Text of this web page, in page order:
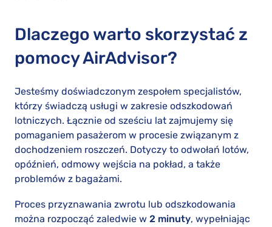
Dlaczego warto skorzystać z
pomocy AirAdvisor?
Jesteśmy doświadczonym zespołem specjalistów,
którzy świadczą usługi w zakresie odszkodowań
lotniczych. Łącznie od sześciu lat zajmujemy się
pomaganiem pasażerom w procesie związanym z
dochodzeniem roszczeń. Dotyczy to odwołań lotów,
opóźnień, odmowy wejścia na pokład, a także
problemów z bagażami.
Proces przyznawania zwrotu lub odszkodowania
można rozpocząć zaledwie w 2 minuty, wypełniając